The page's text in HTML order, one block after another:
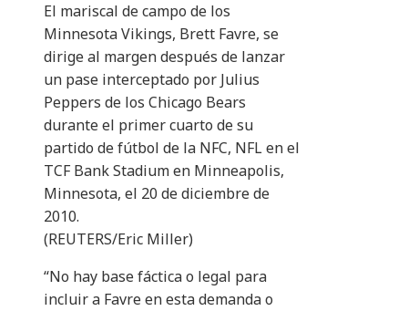
El mariscal de campo de los
Minnesota Vikings, Brett Favre, se
dirige al margen después de lanzar
un pase interceptado por Julius
Peppers de los Chicago Bears
durante el primer cuarto de su
partido de fútbol de la NFC, NFL en el
TCF Bank Stadium en Minneapolis,
Minnesota, el 20 de diciembre de
2010.
(REUTERS/Eric Miller)
“No hay base fáctica o legal para
incluir a Favre en esta demanda o